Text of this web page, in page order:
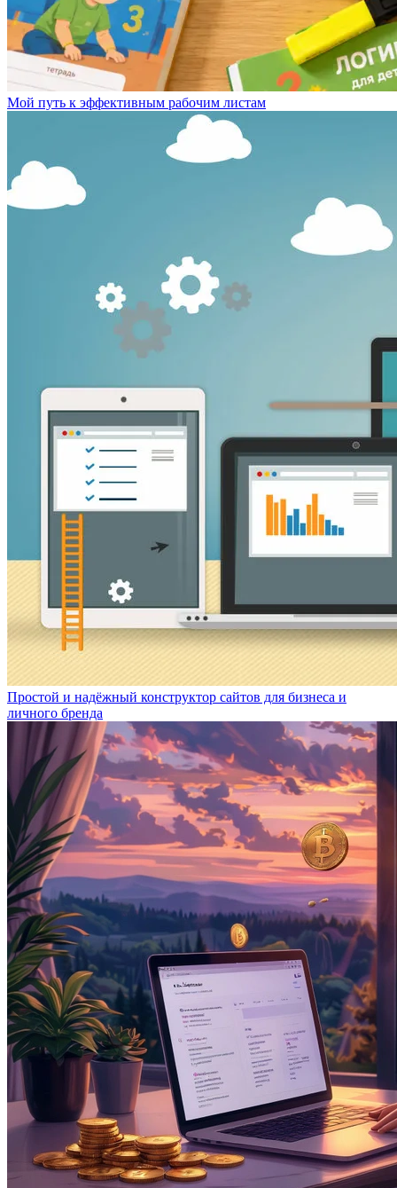
Мой путь к эффективным рабочим листам
Простой и надёжный конструктор сайтов для бизнеса и
личного бренда